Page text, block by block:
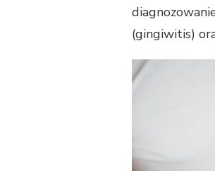
(gingiwitis)